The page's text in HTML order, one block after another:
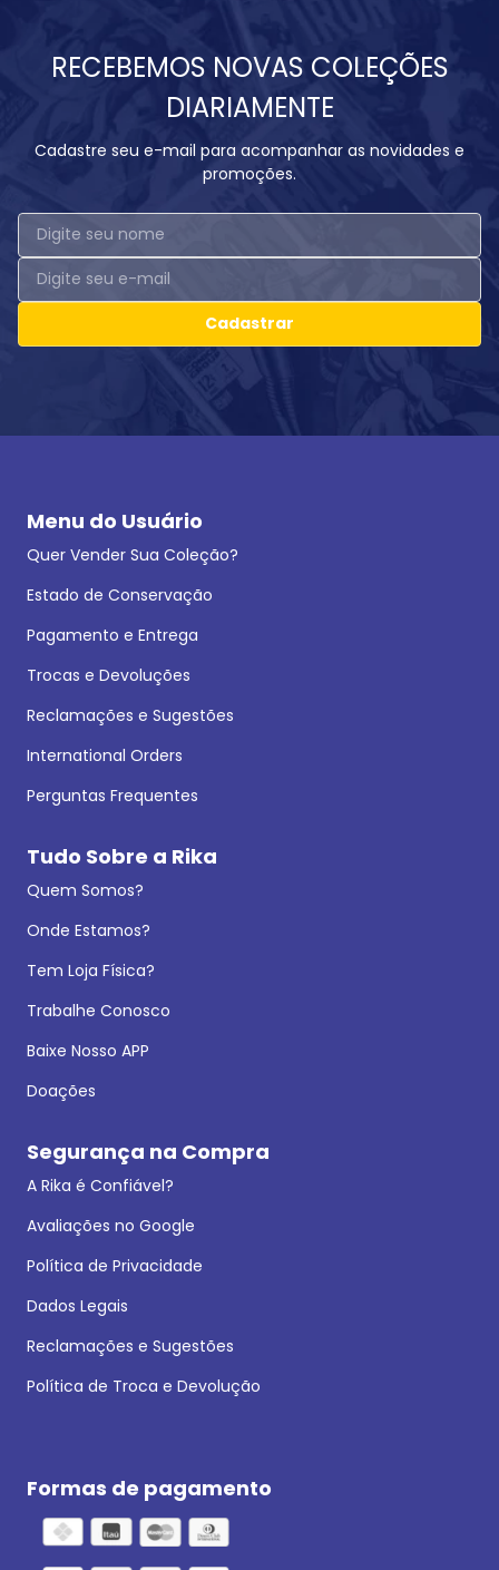
RECEBEMOS NOVAS COLEÇÕES
DIARIAMENTE
Cadastre seu e-mail para acompanhar as novidades e
promoções.
Cadastrar
Menu do Usuário
Quer Vender Sua Coleção?
Estado de Conservação
Pagamento e Entrega
Trocas e Devoluções
Reclamações e Sugestões
International Orders
Perguntas Frequentes
Tudo Sobre a Rika
Quem Somos?
Onde Estamos?
Tem Loja Física?
Trabalhe Conosco
Baixe Nosso APP
Doações
Segurança na Compra
A Rika é Confiável?
Avaliações no Google
Política de Privacidade
Dados Legais
Reclamações e Sugestões
Política de Troca e Devolução
Formas de pagamento